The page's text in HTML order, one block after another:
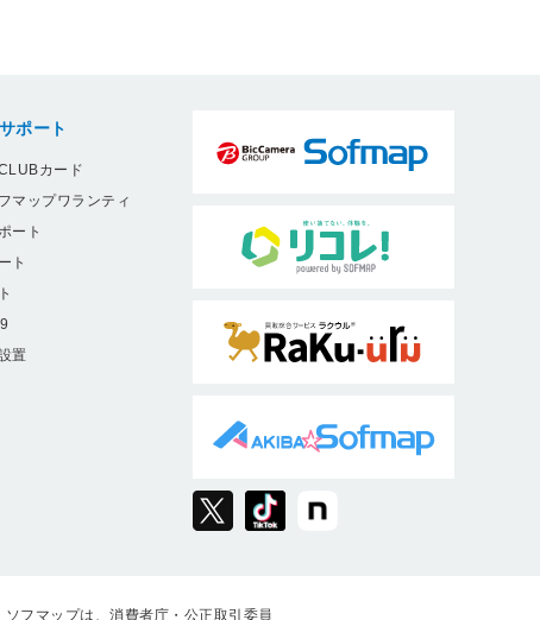
ポート
カード
マップワランティ
ート
ト
置
ソフマップは、消費者庁・公正取引委員